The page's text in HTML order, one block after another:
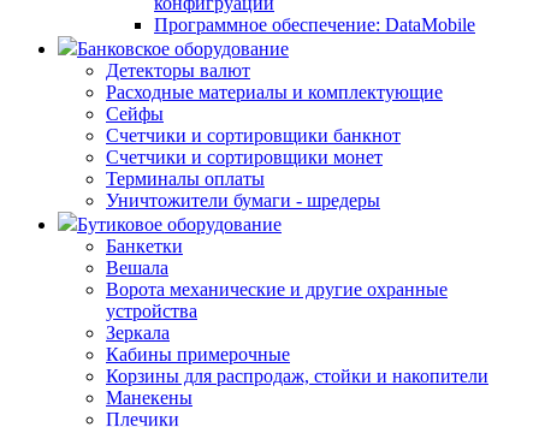
Программное обеспечение: DataMobile
Банковское оборудование
Детекторы валют
Расходные материалы и комплектующие
Сейфы
Счетчики и сортировщики банкнот
Счетчики и сортировщики монет
Терминалы оплаты
Уничтожители бумаги - шредеры
Бутиковое оборудование
Банкетки
Вешала
Ворота механические и другие охранные
устройства
Зеркала
Кабины примерочные
Корзины для распродаж, стойки и накопители
Манекены
Плечики